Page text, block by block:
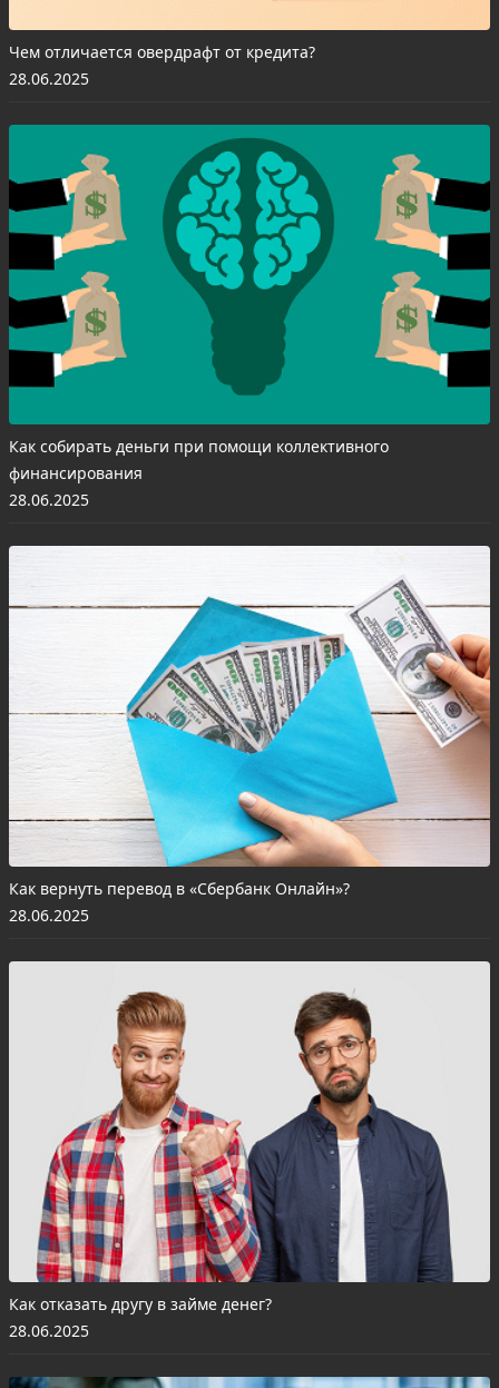
Чем отличается овердрафт от кредита?
28.06.2025
Как собирать деньги при помощи коллективного
финансирования
28.06.2025
Как вернуть перевод в «Сбербанк Онлайн»?
28.06.2025
Как отказать другу в займе денег?
28.06.2025